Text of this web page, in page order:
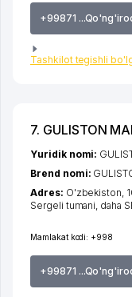
+99871
Tashkilot tegishli
7. GULISTON
Mamlakat kodi: +998
+99871
Yuridik nomi:
Brend nomi:
Adres: O'zbekiston,
Sergeli tumani, daha